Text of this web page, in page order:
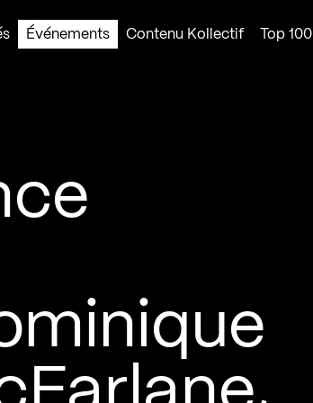
Événements Contenu Kollectif Top 100